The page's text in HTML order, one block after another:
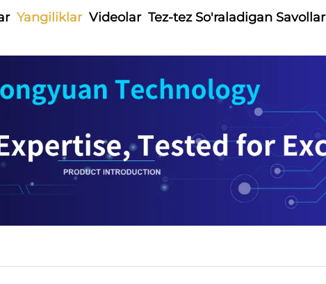
Yangiliklar Videolar Tez-tez So'raladigan Savollar